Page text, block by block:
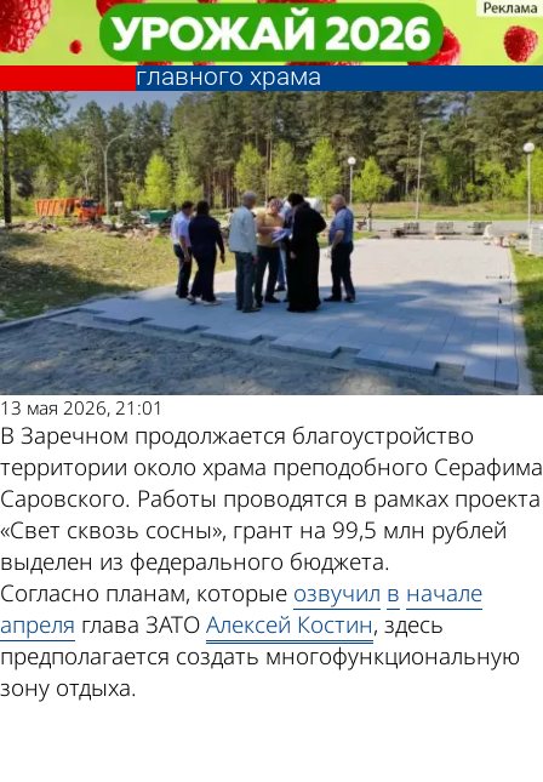
В Заречном идет
благоустройство территории у
главного храма
Общество
13 мая 2026, 21:01
В Заречном продолжается благоустройство
территории около храма преподобного Серафима
Саровского. Работы проводятся в рамках проекта
«Свет сквозь сосны», грант на 99,5 млн рублей
выделен из федерального бюджета.
Согласно планам, которые озвучил в начале
апреля глава ЗАТОАлексей Костин, здесь
предполагается создать многофункциональную
зону отдыха.
В Заречном идет
благоустройство территории у
главного храма
Общество
Другие новости
по теме
Погода и курсы
валют в Пензе